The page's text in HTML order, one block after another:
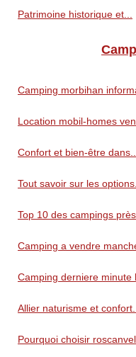
Patrimoine historique et...
Camping morbihan
Location mobil-homes
Confort et bien-être
Tout savoir sur les
Top 10 des campings
Camping a vendre
Camping derniere minute
Allier naturisme et
Pourquoi choisir